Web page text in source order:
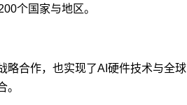
个国家与地区。
略合作，也实现了AI硬件技术与全球
。